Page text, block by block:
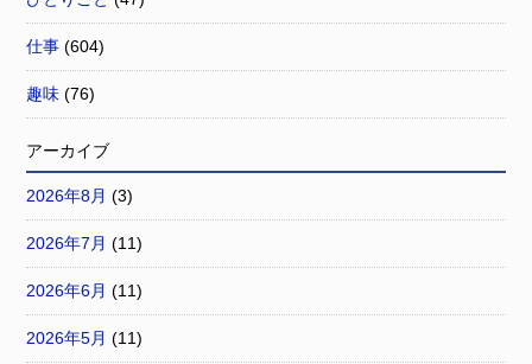
仕事 (604)
趣味 (76)
アーカイブ
2026年8月 (3)
2026年7月 (11)
2026年6月 (11)
2026年5月 (11)